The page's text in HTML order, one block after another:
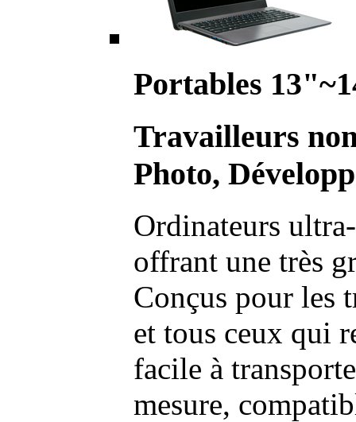
Portables
Travailleurs
Photo,
Ordinateurs
offrant une très
Conçus pour les
et tous ceux qui
facile à
mesure,